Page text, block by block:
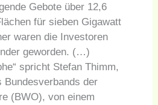
Gebote über 12,6
für sieben Gigawatt
waren die Investoren
geworden. (…)
spricht Stefan Thimm,
Bundesverbands der
(BWO), von einem